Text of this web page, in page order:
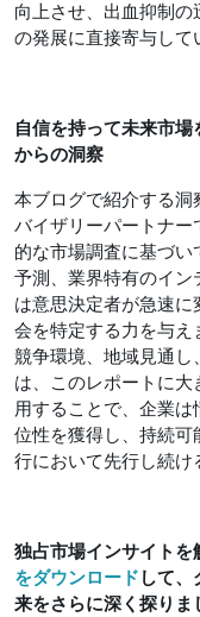
向上させ、出血抑制
の発展に直接寄与して
自信を持って未来市
からの洞察
本ブログで紹介する
バイザリーパートナ
的な市場調査に基づ
予測、業界特有のイン
は意思決定者が急速
会を特定する力を与え
競争環境、地域見通し
は、このレポートに
用することで、企業
位性を獲得し、持続
行において先行し続け
独占市場インサイト
をダウンロードして
来をさらに深く探りま